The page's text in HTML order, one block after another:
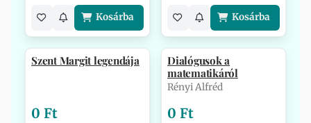
Kosárba Kosárba
Szent Margit legendája
0 Ft
Dialógusok a
matematikáról
Rényi Alfréd
0 Ft